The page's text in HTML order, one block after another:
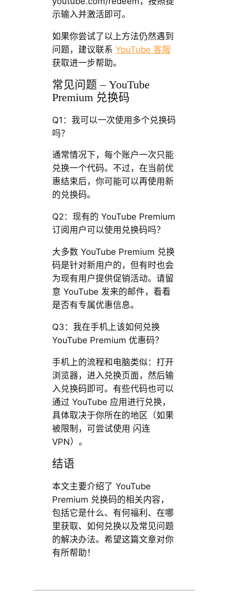
示输入并激活即可。
如果你尝试了以上方法仍然遇到
问题，建议联系 YouTube 客服
获取进一步帮助。
常见问题 – YouTube
Premium 兑换码
Q1：我可以一次使用多个兑换码
吗？
通常情况下，每个账户一次只能
兑换一个代码。不过，在当前优
惠结束后，你可能可以再使用新
的兑换码。
Q2：现有的 YouTube Premium
订阅用户可以使用兑换码吗？
大多数 YouTube Premium 兑换
码是针对新用户的，但有时也会
为现有用户提供促销活动。请留
意 YouTube 发来的邮件，看看
是否有专属优惠信息。
Q3：我在手机上该如何兑换
YouTube Premium 优惠码？
手机上的流程和电脑类似：打开
浏览器，进入兑换页面，然后输
入兑换码即可。有些代码也可以
通过 YouTube 应用进行兑换，
具体取决于你所在的地区（如果
被限制，可尝试使用 闪连
VPN）。
结语
本文主要介绍了 YouTube
Premium 兑换码的相关内容，
包括它是什么、有何福利、在哪
里获取、如何兑换以及常见问题
的解决办法。希望这篇文章对你
有所帮助！